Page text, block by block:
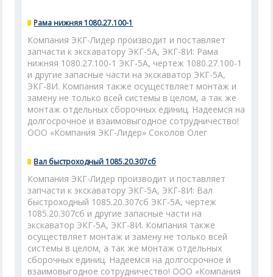
Рама нижняя 1080.27.100-1
Компания ЭКГ-Лидер производит и поставляет
запчасти к экскаватору ЭКГ-5А, ЭКГ-8И: Рама
нижняя 1080.27.100-1 ЭКГ-5А, чертеж 1080.27.100-1
и другие запасные части на экскаватор ЭКГ-5А,
ЭКГ-8И. Компания также осуществляет монтаж и
замену не только всей системы в целом, а так же
монтаж отдельных сборочных единиц. Надеемся на
долгосрочное и взаимовыгодное сотрудничество!
ООО «Компания ЭКГ-Лидер» Соколов Олег
Вал быстроходный 1085.20.307сб
Компания ЭКГ-Лидер производит и поставляет
запчасти к экскаватору ЭКГ-5А, ЭКГ-8И: Вал
быстроходный 1085.20.307сб ЭКГ-5А, чертеж
1085.20.307сб и другие запасные части на
экскаватор ЭКГ-5А, ЭКГ-8И. Компания также
осуществляет монтаж и замену не только всей
системы в целом, а так же монтаж отдельных
сборочных единиц. Надеемся на долгосрочное и
взаимовыгодное сотрудничество! ООО «Компания